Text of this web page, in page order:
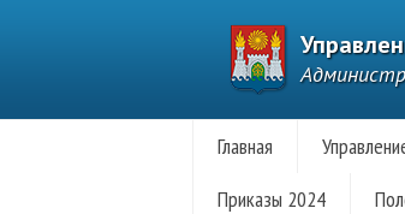
Главная
Приказы 2024